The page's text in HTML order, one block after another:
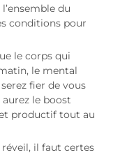
du
conditions pour
le corps qui
le mental
fier de vous
le boost
productif tout au
réveil, il faut certes